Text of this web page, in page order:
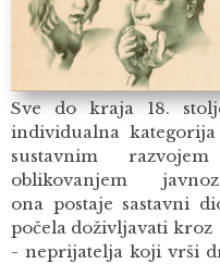
Sve do kraja 18.
individualna
sustavnim
oblikovanjem
ona postaje sastavni
počela doživljavati
- neprijatelja koji vrši